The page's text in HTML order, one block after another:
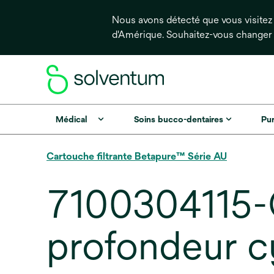
Nous avons détecté que vous
d'Amérique. Souhaitez-vous
Médical Soins bucco-dentaires
Cartouche filtrante Betapure™ Série AU
profondeur